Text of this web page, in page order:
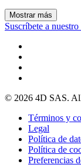
Mostrar más
Suscríbete a
© 2026 4D SAS.
Términos y
Legal
Política de
Política de
Preferencias